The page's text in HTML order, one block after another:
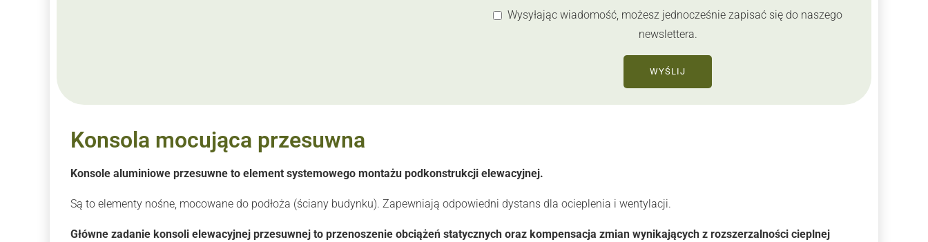
Wysyłając wiadomość, możesz jednocześnie zapisać się do naszego
newslettera.
Konsola mocująca przesuwna
Konsole aluminiowe przesuwne to element systemowego montażu podkonstrukcji elewacyjnej.
Są to elementy nośne, mocowane do podłoża (ściany budynku). Zapewniają odpowiedni dystans dla ocieplenia i wentylacji.
Główne zadanie konsoli elewacyjnej przesuwnej to przenoszenie obciążeń statycznych oraz kompensacja zmian wynikających z rozszerzalności cieplnej